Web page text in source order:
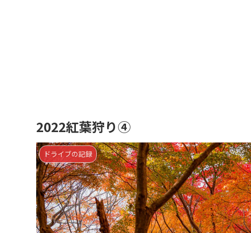
2022紅葉狩り④
ドライブの記録